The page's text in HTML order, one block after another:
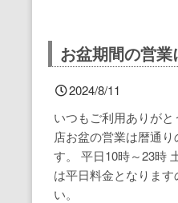
お盆期間の営業
2024/8/11
いつもご利用ありが
店お盆の営業は暦通
す。 平日10時～23時
は平日料金となりま
い。